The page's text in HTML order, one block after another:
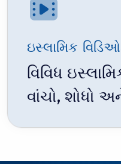
10
દસમું
મુલ્લા અસગર
ઇસ્લામિક
વિવિધ
વાંચો, શોધો